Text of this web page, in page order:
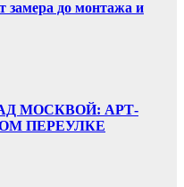
замера до монтажа и
МОСКВОЙ: АРТ-
ПЕРЕУЛКЕ